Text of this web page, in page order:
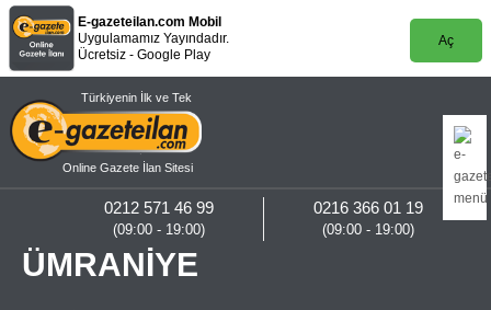
E-gazeteilan.com Mobil
Uygulamamız Yayındadır.
Ücretsiz - Google Play
Aç
Türkiyenin İlk ve Tek
Online Gazete İlan Sitesi
0216 366 01 19
(09:00 - 19:00)
0212 571 46 99
(09:00 - 19:00)
ÜMRANİYE